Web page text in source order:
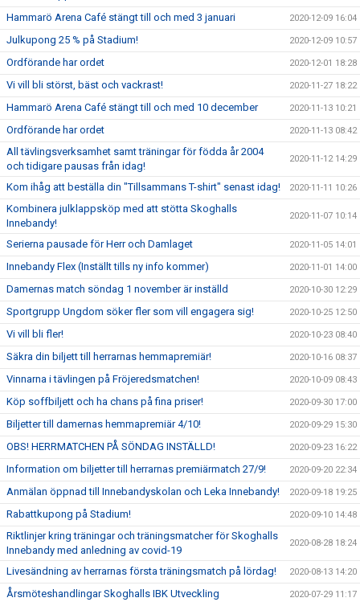
Hammarö Arena Café stängt till och med 3 januari 2020-12-09 16:04
Julkupong 25 % på Stadium! 2020-12-09 10:57
Ordförande har ordet 2020-12-01 18:28
Vi vill bli störst, bäst och vackrast! 2020-11-27 18:22
Hammarö Arena Café stängt till och med 10 december 2020-11-13 10:21
Ordförande har ordet 2020-11-13 08:42
All tävlingsverksamhet samt träningar för födda år 2004
och tidigare pausas från idag!
2020-11-12 14:29
Kom ihåg att beställa din "Tillsammans T-shirt" senast idag! 2020-11-11 10:26
Kombinera julklappsköp med att stötta Skoghalls
Innebandy!
2020-11-07 10:14
Serierna pausade för Herr och Damlaget 2020-11-05 14:01
Innebandy Flex (Inställt tills ny info kommer) 2020-11-01 14:00
Damernas match söndag 1 november är inställd 2020-10-30 12:29
Sportgrupp Ungdom söker fler som vill engagera sig! 2020-10-25 12:50
Vi vill bli fler! 2020-10-23 08:40
Säkra din biljett till herrarnas hemmapremiär! 2020-10-16 08:37
Vinnarna i tävlingen på Fröjeredsmatchen! 2020-10-09 08:43
Köp soffbiljett och ha chans på fina priser! 2020-09-30 17:00
Biljetter till damernas hemmapremiär 4/10! 2020-09-29 15:30
OBS! HERRMATCHEN PÅ SÖNDAG INSTÄLLD! 2020-09-23 16:22
Information om biljetter till herrarnas premiärmatch 27/9! 2020-09-20 22:34
Anmälan öppnad till Innebandyskolan och Leka Innebandy! 2020-09-18 19:25
Rabattkupong på Stadium! 2020-09-10 14:48
Riktlinjer kring träningar och träningsmatcher för Skoghalls
Innebandy med anledning av covid-19
2020-08-28 18:24
Livesändning av herrarnas första träningsmatch på lördag! 2020-08-13 14:20
Årsmöteshandlingar Skoghalls IBK Utveckling 2020-07-29 11:17